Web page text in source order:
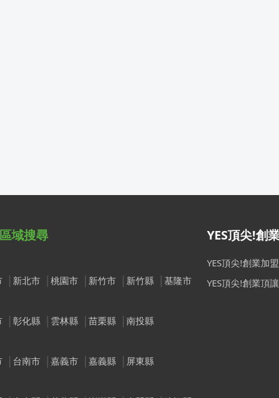
域搜尋
新北市 桃園市 新竹市 新竹縣
基隆市
彰化縣 雲林縣 苗栗縣
南投縣
台南市 嘉義市 嘉義縣
屏東縣
YES頂尖!創
YES頂尖!創業加
YES頂尖!創業頂